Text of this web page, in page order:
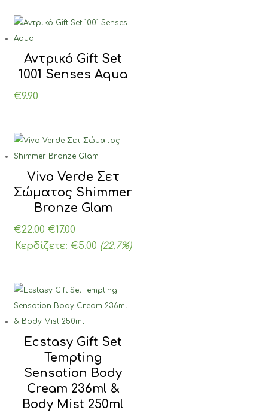
Αντρικό Gift Set
1001 Senses Aqua
€9.90
Vivo Verde Σετ
Σώματος Shimmer
Bronze Glam
€22.00 Original
price
€17.00
τρέχουσα
€17.00.
Κερδίζετε: €5.00 (22.7%)
Ecstasy Gift Set
Tempting
Sensation Body
Cream 236ml &
Body Mist 250ml